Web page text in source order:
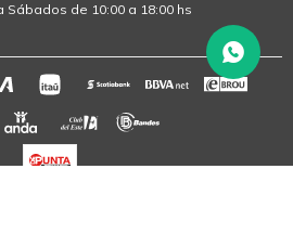
Sábados de 10:00 a 18:00 hs